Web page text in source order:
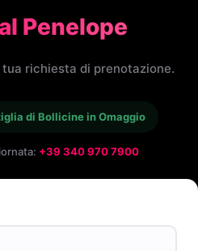
Penelope
richiesta di prenotazione.
di Bollicine in Omaggio
+39 340 970 7900